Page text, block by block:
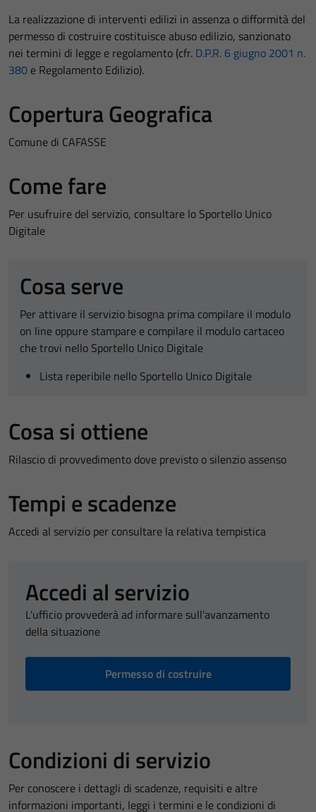
La realizzazione di interventi edilizi in assenza o difformità del
permesso di costruire costituisce abuso edilizio, sanzionato
nei termini di legge e regolamento (cfr. D.P.R. 6 giugno 2001 n.
380 e Regolamento Edilizio).
Copertura Geografica
Comune di CAFASSE
Come fare
Per usufruire del servizio, consultare lo Sportello Unico
Digitale
Cosa serve
Per attivare il servizio bisogna prima compilare il modulo
on line oppure stampare e compilare il modulo cartaceo
che trovi nello Sportello Unico Digitale
Lista reperibile nello Sportello Unico Digitale
Cosa si ottiene
Rilascio di provvedimento dove previsto o silenzio assenso
Tempi e scadenze
Accedi al servizio per consultare la relativa tempistica
Accedi al servizio
L'ufficio provvederà ad informare sull'avanzamento
della situazione
Permesso di costruire
Condizioni di servizio
Per conoscere i dettagli di scadenze, requisiti e altre
informazioni importanti, leggi i termini e le condizioni di